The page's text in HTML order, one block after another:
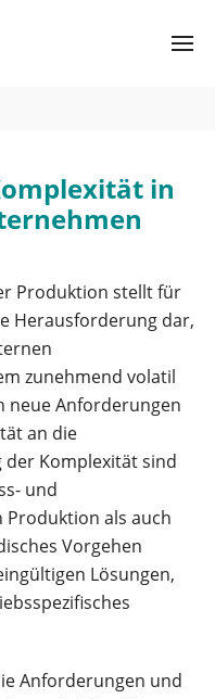
in
Produktion stellt für
Herausforderung dar,
zunehmend volatil
neue Anforderungen
an die
Komplexität sind
und
Produktion als auch
Vorgehen
Lösungen,
Anforderungen und